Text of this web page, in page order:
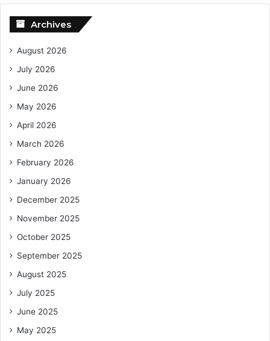
Archives
August 2026
July 2026
June 2026
May 2026
April 2026
March 2026
February 2026
January 2026
December 2025
November 2025
October 2025
September 2025
August 2025
July 2025
June 2025
May 2025